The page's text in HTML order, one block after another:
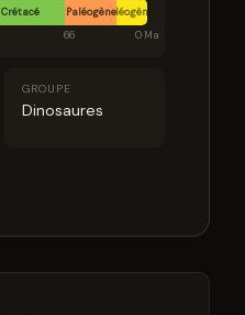
Crétacé PaléogèneNéogène
66 0 Ma
GROUPE
Dinosaures